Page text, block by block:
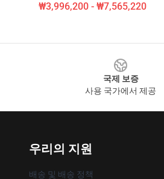
₩3,996,200 - ₩7,565,220
국제 보증
사용 국가에서 제공
우리의 지원
배송 및 배송 정책